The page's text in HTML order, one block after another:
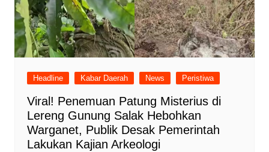
Headline Kabar Daerah News Peristiwa
Viral! Penemuan Patung Misterius di
Lereng Gunung Salak Hebohkan
Warganet, Publik Desak Pemerintah
Lakukan Kajian Arkeologi